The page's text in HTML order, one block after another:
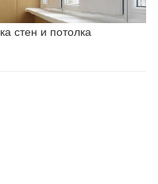
стен и потолка